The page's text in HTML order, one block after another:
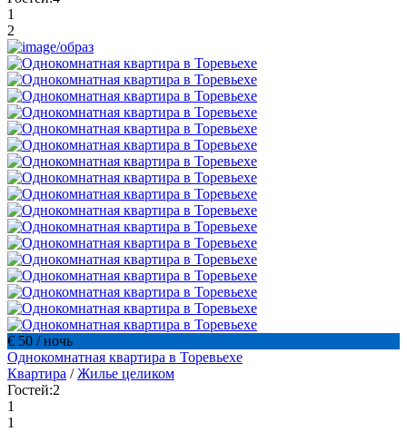
1
2
€ 50 / ночь
Однокомнатная квартира в Торевьехе
Квартира /Жилье целиком
Гостей:2
1
1